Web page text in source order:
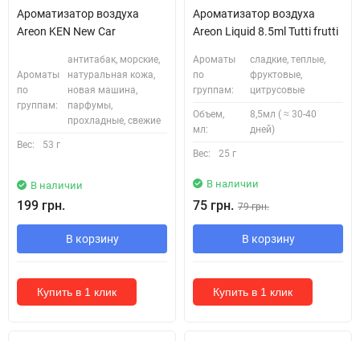
Ароматизатор воздуха
Areon KEN New Car
Ароматы
по
группам:
антитабак, морские,
натуральная кожа,
новая машина,
парфумы,
прохладные, свежие
Вес: 53 г
В наличии
199 грн.
В корзину
Купить в 1 клик
Ароматизатор воздуха
Areon Liquid 8.5ml Tutti frutti
Ароматы
по
группам:
сладкие, теплые,
фруктовые,
цитрусовые
Объем,
мл:
8,5мл ( ≈ 30-40
дней)
Вес: 25 г
В наличии
75 грн. 79 грн.
В корзину
Купить в 1 клик